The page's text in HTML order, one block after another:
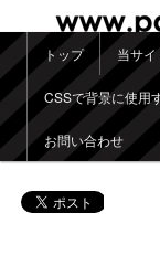
メインメニュー
メインコンテン
サブコンテンツ
トップ 当サ
CSSで背景に使用
お問い合わせ